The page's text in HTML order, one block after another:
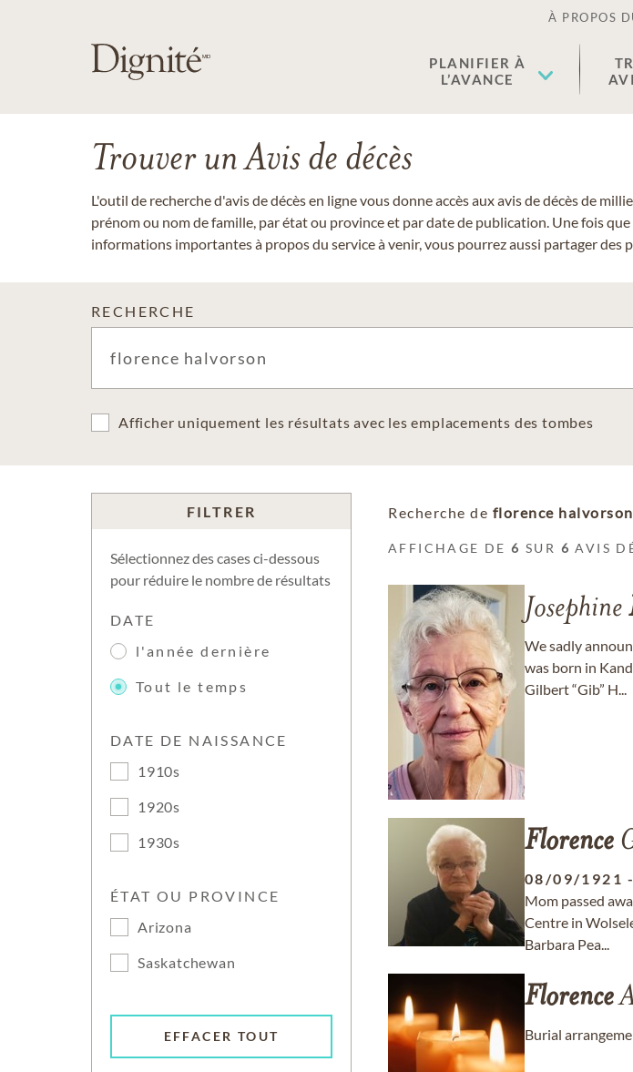
À PROPOS
PLANIFIER À
L’AVANCE
Trouver un Avis de décès
L'outil de recherche d'avis de décès en ligne vous donne accès aux avis de décès de
prénom ou nom de famille, par état ou province et par date de publication. Une fois
informations importantes à propos du service à venir, vous pourrez aussi partager des
RECHERCHE
Afficher uniquement les résultats avec les emplacements des tombes
FILTRER
Sélectionnez des cases ci-dessous
pour réduire le nombre de résultats
DATE
l'année dernière
Tout le temps
DATE DE NAISSANCE
1910s
1920s
1930s
ÉTAT OU PROVINCE
Arizona
Saskatchewan
EFFACER TOUT
Recherche de florence halvorson
AFFICHAGE DE6 SUR 6 AVIS
Josephine
We sadly
was born in
Gilbert “Gib” H...
Florence
08/09/1921 -
Mom passed
Centre in
Barbara Pea...
Florence
Burial